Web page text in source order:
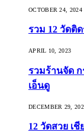
OCTOBER 24, 2024
รวม 12 วัดติ
APRIL 10, 2023
รวมร้านจัด ก
เอ็นดู
DECEMBER 29,
12 วัดสวย เ